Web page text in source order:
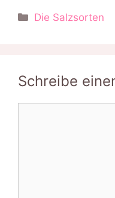
Kategorien
Die Salzsorten
Schreibe